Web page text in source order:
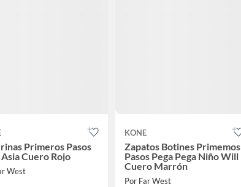
Primeros Pasos
Cuero Rojo
West
KONE
Zapatos Botines Primemos
Pasos Pega Pega Niño Will
Cuero Marrón
Por Far West